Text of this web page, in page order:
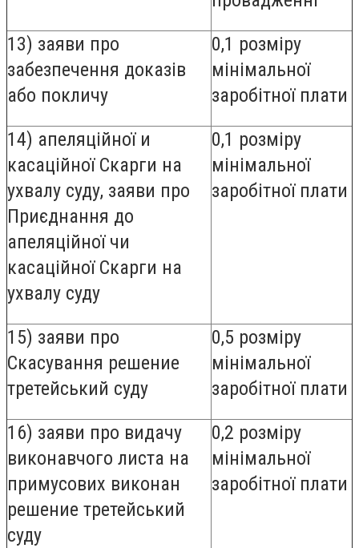
13) заяви про
забезпечення доказів
або покличу
0,1 розміру
мінімальної
заробітної плати
14) апеляційної и
касаційної Скарги на
ухвалу суду, заяви про
Приєднання до
апеляційної чи
касаційної Скарги на
ухвалу суду
0,1 розміру
мінімальної
заробітної плати
15) заяви про
Скасування решение
третейський суду
0,5 розміру
мінімальної
заробітної плати
16) заяви про видачу
виконавчого листа на
примусових виконан
решение третейський
суду
0,2 розміру
мінімальної
заробітної плати